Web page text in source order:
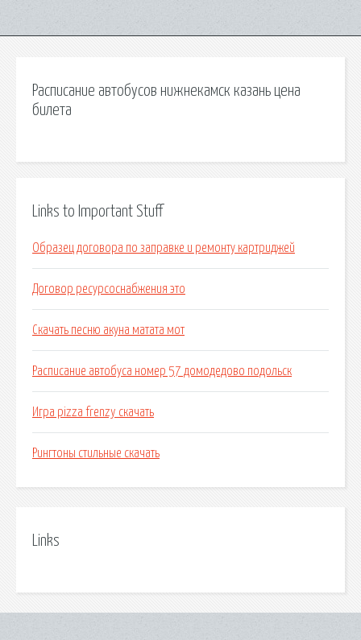
Расписание автобусов нижнекамск казань цена
билета
Links to Important Stuff
Образец договора по заправке и ремонту картриджей
Договор ресурсоснабжения это
Скачать песню акуна матата мот
Расписание автобуса номер 57 домодедово подольск
Игра pizza frenzy скачать
Рингтоны стильные скачать
Links